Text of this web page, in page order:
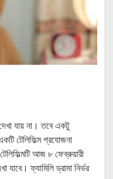
যায় না। তবে একটু
টেলিফিল্ম প্রযোজনা
আজ ৮ ফেব্রুয়ারী
ফ্যামিলি ড্রামা নির্ভর